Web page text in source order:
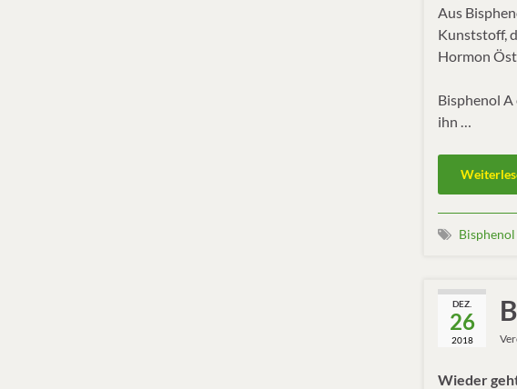
Aus
Kunststoff,
Hormon
Bisphenol
ihn …
Bisphenol
DEZ.
26
2018
Wieder